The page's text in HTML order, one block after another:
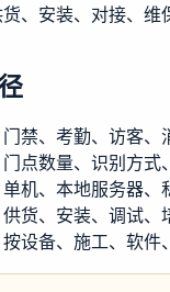
、安装、对接、维
禁、考勤、访客、
点数量、识别方式
机、本地服务器、
货、安装、调试、
设备、施工、软件